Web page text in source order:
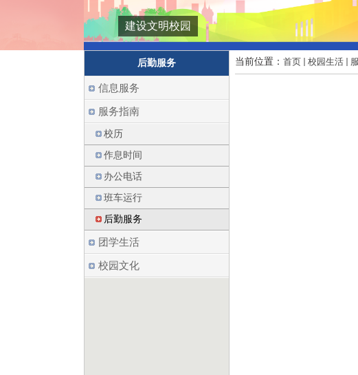
建设文明校园
后勤服务
信息服务
服务指南
校历
作息时间
办公电话
班车运行
后勤服务
团学生活
校园文化
当前位置： 首页 校园生活